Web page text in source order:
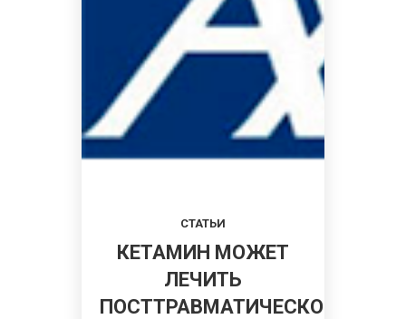
СТАТЬИ
КЕТАМИН МОЖЕТ
ЛЕЧИТЬ
ПОСТТРАВМАТИЧЕСКОЕ